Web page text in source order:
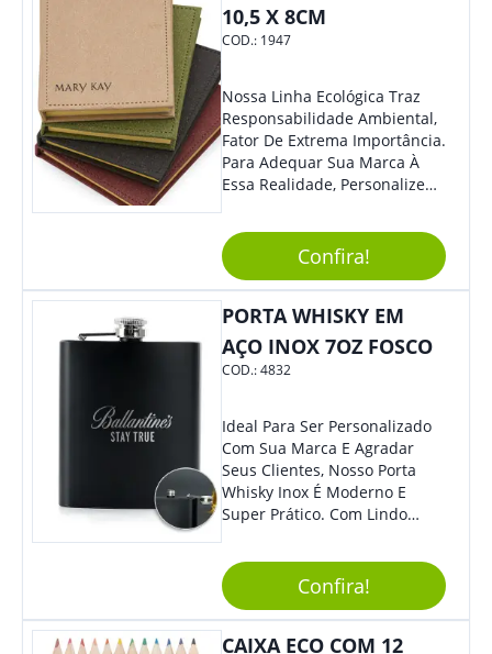
10,5 X 8CM
COD.: 1947
Nossa Linha Ecológica Traz
Responsabilidade Ambiental,
Fator De Extrema Importância.
Para Adequar Sua Marca À
Essa Realidade, Personalize
Anotações Com Post-It E
Caneta. Elaborado A Partir De
Material Reciclado, O Brinde
Também É Prático, Tornando-
Se Assim Excelente Para Uso
Cotidiano. Perfeito, Não É?!
Confira!
PORTA WHISKY EM
AÇO INOX 7OZ FOSCO
COD.:4832
Ideal Para Ser Personalizado
Com Sua Marca E Agradar
Seus Clientes, Nosso Porta
Whisky Inox É Moderno E
Super Prático. Com Lindo
Grande Diferencial Em
Eventos E Feiras Corporativas.
Confira!
CAIXA ECO COM 12